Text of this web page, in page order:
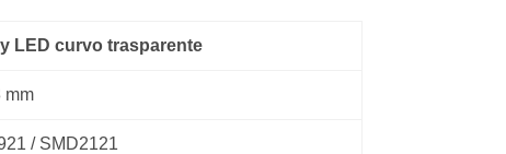
LED curvo trasparente
mm
/ SMD2121